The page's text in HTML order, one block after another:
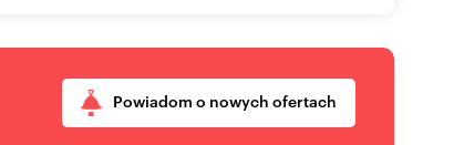
Powiadom o nowych ofertach